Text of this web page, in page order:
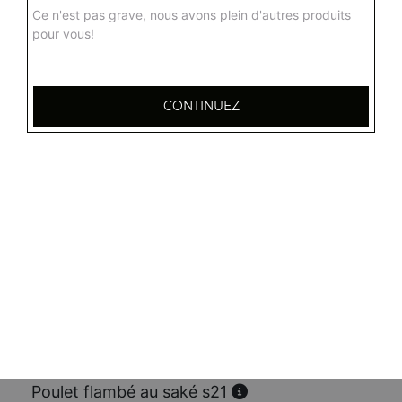
Poulet flambé au saké s21
Ce n'est pas grave, nous avons plein d'autres produits
pour vous!
CONTINUEZ